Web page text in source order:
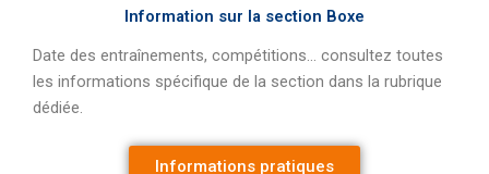
Information sur la section Boxe
Date des entraînements, compétitions… consultez toutes
les informations spécifique de la section dans la rubrique
dédiée.
Informations pratiques